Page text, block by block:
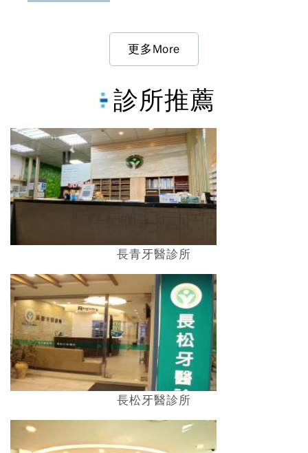
更多More
診所推薦
長青牙醫診所
長松牙醫診所